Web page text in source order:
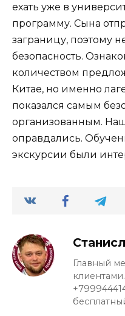
ехать уже в
программу. Сына
заграницу, поэтому
безопасность.
количеством
Китае, но именно
показался самым
организованным.
оправдались.
экскурсии были
Главный